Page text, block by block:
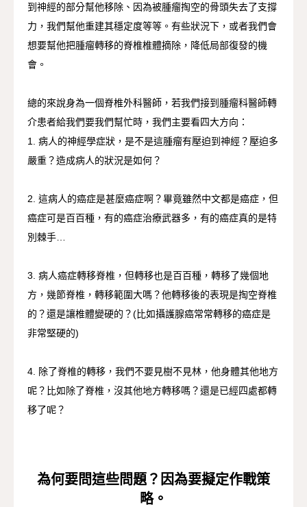
到神經的部分幫他移除、因為被腫瘤掏空的骨頭失去了支撐
力，我們幫他重建其穩定度等等。有些狀況下，或者我們會
想要幫他把腫瘤轉移的脊椎椎體摘除，降低局部復發的機
會。
總的來說身為一個脊椎外科醫師，若我們接到腫瘤科醫師轉
介患者給我們要我們幫忙時，我們主要看四大方向：
1. 病人的神經學症狀，是不是這腫瘤有壓迫到神經？壓迫多
嚴重？造成病人的狀況是如何？
2. 這病人的癌症是甚麼癌症啊？畢竟雖然中文都是癌症，但
癌症可是百百種，有的癌症治療武器多，有的癌症真的是特
別棘手…
3. 病人癌症轉移脊椎，但轉移也是百百種，轉移了幾個地
方，幾節脊椎，轉移範圍大嗎？他轉移後的表現是掏空脊椎
的？還是讓椎體變硬的？(比如攝護腺癌常常轉移的癌症是
非常堅硬的)
4. 除了脊椎的轉移，我們不要見樹不見林，他身體其他地方
呢？比如除了脊椎，沒其他地方轉移嗎？還是已經四處都轉
移了呢？
為何要問這些問題？因為要擬定作戰策
略。